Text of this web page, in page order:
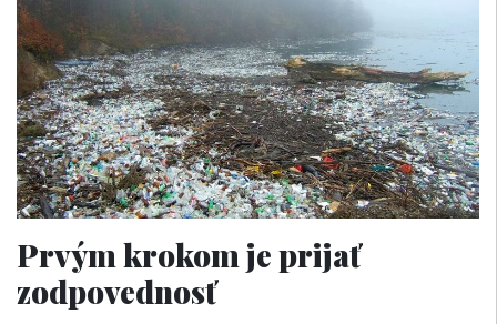
Prvým krokom je prijať
zodpovednosť